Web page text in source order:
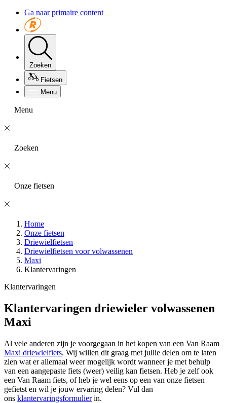
Ga naar primaire content
Zoeken
Fietsen
Menu
Menu
Zoeken
Onze fietsen
Home
Onze fietsen
Driewielfietsen
Driewielfietsen voor volwassenen
Maxi
Klantervaringen
Klantervaringen
Klantervaringen driewieler volwassenen
Maxi
Al vele anderen zijn je voorgegaan in het kopen van een Van Raam
Maxi driewielfiets. Wij willen dit graag met jullie delen om te laten
zien wat er allemaal weer mogelijk wordt wanneer je met behulp
van een aangepaste fiets (weer) veilig kan fietsen. Heb je zelf ook
een Van Raam fiets, of heb je wel eens op een van onze fietsen
gefietst en wil je jouw ervaring delen? Vul dan
ons klantervaringsformulierin.